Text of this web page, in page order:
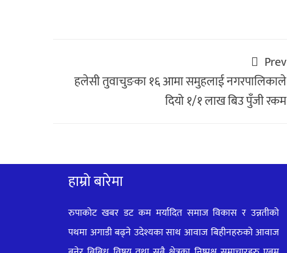
Prev
हलेसी तुवाचुङका १६ आमा समुहलाई नगरपालिकाले
दियो १/१ लाख बिउ पुँजी रकम
हाम्रो बारेमा
रुपाकोट खबर डट कम मर्यादित समाज विकास र उन्नतीको
पथमा अगाडी बढ्ने उदेश्यका साथ आवाज बिहीनहरुको आवाज